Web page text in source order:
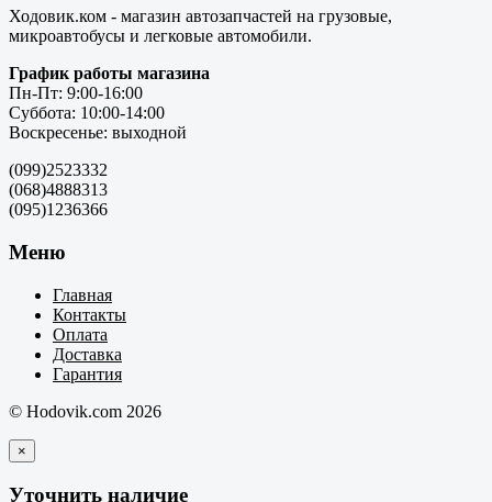
Ходовик.ком - магазин автозапчастей на грузовые,
микроавтобусы и легковые автомобили.
График работы магазина
Пн-Пт: 9:00-16:00
Суббота: 10:00-14:00
Воскресенье: выходной
(099)2523332
(068)4888313
(095)1236366
Меню
Главная
Контакты
Оплата
Доставка
Гарантия
© Hodovik.com 2026
×
Уточнить наличие